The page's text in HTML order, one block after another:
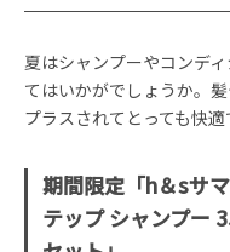
夏はシャンプーやコンデ
てはいかがでしょうか。
プラスされてとっても快
期間限定「h＆sサ
テップ シャンプー